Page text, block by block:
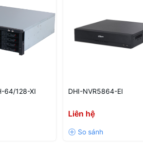
64/128-XI DHI-NVR5864-EI
Liên hệ